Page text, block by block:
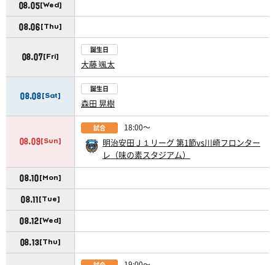
08.05[Wed]
08.06[Thu]
08.07[Fri]
誕生日
大藤 颯太
08.08[Sat]
誕生日
森田 晃樹
08.09[Sun]
試合 18:00〜
明治安田Ｊ１リーグ 第1節vs川崎フロンター
レ（味の素スタジアム）
08.10[Mon]
08.11[Tue]
08.12[Wed]
08.13[Thu]